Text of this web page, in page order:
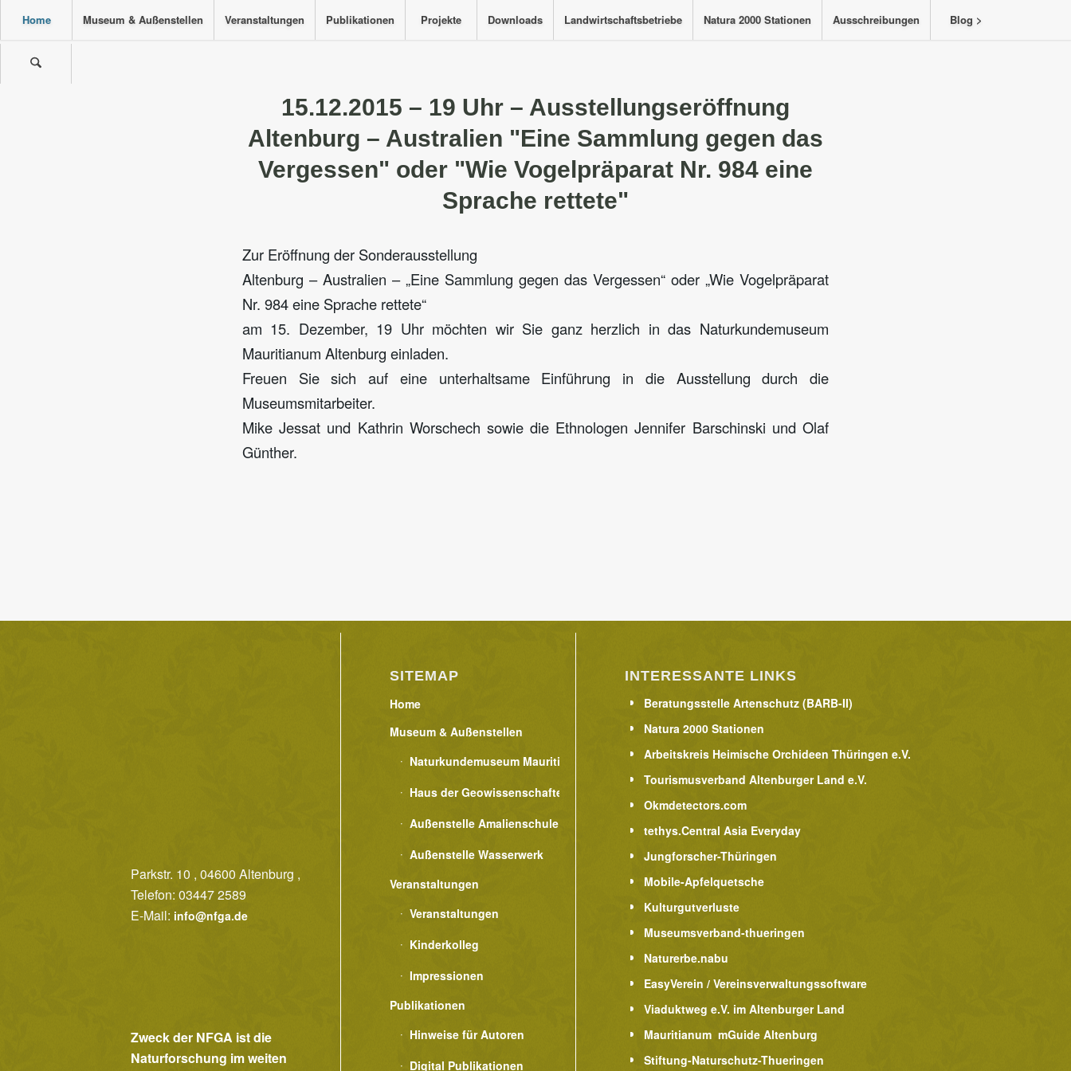
Home Museum & Außenstellen Veranstaltungen Publikationen Projekte Downloads Landwirtschaftsbetriebe Natura 2000 Stationen Ausschreibungen Blog >
15.12.2015 – 19 Uhr – Ausstellungseröffnung
Altenburg – Australien "Eine Sammlung gegen das
Vergessen" oder "Wie Vogelpräparat Nr. 984 eine
Sprache rettete"
Zur Eröffnung der Sonderausstellung
Altenburg – Australien – „Eine Sammlung gegen das Vergessen“ oder „Wie Vogelpräparat
Nr. 984 eine Sprache rettete“
am 15. Dezember, 19 Uhr möchten wir Sie ganz herzlich in das Naturkundemuseum
Mauritianum Altenburg einladen.
Freuen Sie sich auf eine unterhaltsame Einführung in die Ausstellung durch die
Museumsmitarbeiter.
Mike Jessat und Kathrin Worschech sowie die Ethnologen Jennifer Barschinski und Olaf
Günther.
Parkstr. 10 , 04600 Altenburg ,
Telefon: 03447 2589
E-Mail: info@nfga.de
Zweck der NFGA ist die
Naturforschung im weiten
SITEMAP
Home
Museum & Außenstellen
Naturkundemuseum Mauritianum
Haus der Geowissenschaften
Außenstelle Amalienschule
Außenstelle Wasserwerk
Veranstaltungen
Veranstaltungen
Kinderkolleg
Impressionen
Publikationen
Hinweise für Autoren
Digital Publikationen
INTERESSANTE LINKS
Beratungsstelle Artenschutz (BARB-II)
Natura 2000 Stationen
Arbeitskreis Heimische Orchideen Thüringen e.V.
Tourismusverband Altenburger Land e.V.
Okmdetectors.com
tethys.Central Asia Everyday
Jungforscher-Thüringen
Mobile-Apfelquetsche
Kulturgutverluste
Museumsverband-thueringen
Naturerbe.nabu
EasyVerein / Vereinsverwaltungssoftware
Viaduktweg e.V. im Altenburger Land
Mauritianum mGuide Altenburg
Stiftung-Naturschutz-Thueringen